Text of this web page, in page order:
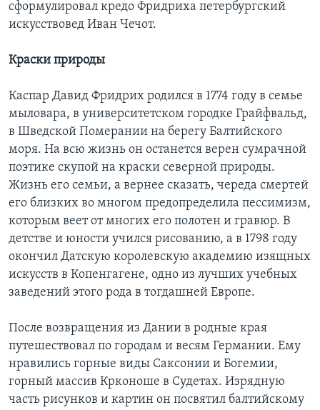
сформулировал кредо Фридриха петербургский
искусствовед Иван Чечот.
Краски природы
Каспар Давид Фридрих родился в 1774 году в семье
мыловара, в университетском городке Грайфвальд,
в Шведской Померании на берегу Балтийского
моря. На всю жизнь он останется верен сумрачной
поэтике скупой на краски северной природы.
Жизнь его семьи, а вернее сказать, череда смертей
его близких во многом предопределила пессимизм,
которым веет от многих его полотен и гравюр. В
детстве и юности учился рисованию, а в 1798 году
окончил Датскую королевскую академию изящных
искусств в Копенгагене, одно из лучших учебных
заведений этого рода в тогдашней Европе.
После возвращения из Дании в родные края
путешествовал по городам и весям Германии. Ему
нравились горные виды Саксонии и Богемии,
горный массив Крконоше в Судетах. Изрядную
часть рисунков и картин он посвятил балтийскому